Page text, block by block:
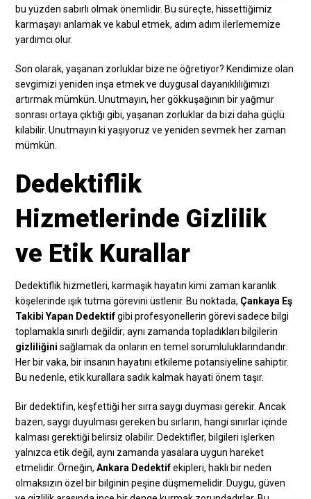
bu yüzden sabırlı olmak önemlidir. Bu süreçte, hissettiğimiz
karmaşayı anlamak ve kabul etmek, adım adım ilerlememize
yardımcı olur.
Son olarak, yaşanan zorluklar bize ne öğretiyor? Kendimize olan
sevgimizi yeniden inşa etmek ve duygusal dayanıklılığımızı
artırmak mümkün. Unutmayın, her gökkuşağının bir yağmur
sonrası ortaya çıktığı gibi, yaşanan zorluklar da bizi daha güçlü
kılabilir. Unutmayın ki yaşıyoruz ve yeniden sevmek her zaman
mümkün.
Dedektiflik
Hizmetlerinde Gizlilik
ve Etik Kurallar
Dedektiflik hizmetleri, karmaşık hayatın kimi zaman karanlık
köşelerinde ışık tutma görevini üstlenir. Bu noktada, Çankaya Eş
Takibi Yapan Dedektifgibi profesyonellerin görevi sadece bilgi
toplamakla sınırlı değildir; aynı zamanda topladıkları bilgilerin
gizliliğini sağlamak da onların en temel sorumluluklarındandır.
Her bir vaka, bir insanın hayatını etkileme potansiyeline sahiptir.
Bu nedenle, etik kurallara sadık kalmak hayati önem taşır.
Bir dedektifin, keşfettiği her sırra saygı duyması gerekir. Ancak
bazen, saygı duyulması gereken bu sırların, hangi sınırlar içinde
kalması gerektiği belirsiz olabilir. Dedektifler, bilgileri işlerken
yalnızca etik değil, aynı zamanda yasalara uygun hareket
etmelidir. Örneğin,Ankara Dedektifekipleri, haklı bir neden
olmaksızın özel bir bilginin peşine düşmemelidir. Duygu, güven